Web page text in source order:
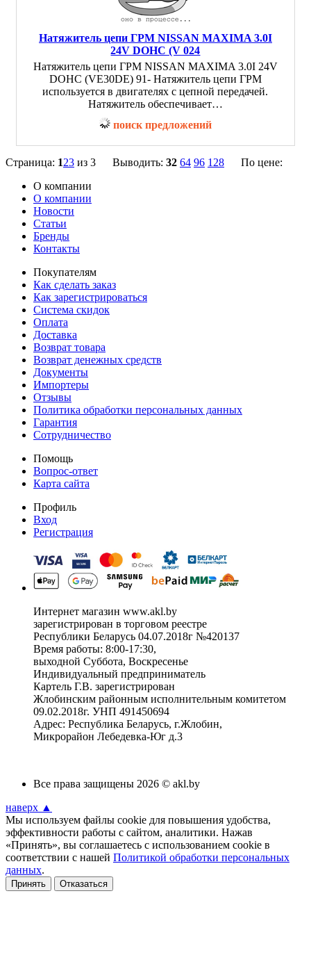
Натяжитель цепи ГРМ NISSAN MAXIMA 3.0I
24V DOHC (V 024
Натяжитель цепи ГРМ NISSAN MAXIMA 3.0I 24V
DOHC (VE30DE) 91- Натяжитель цепи ГРМ
используется в двигателях с цепной передачей.
Натяжитель обеспечивает…
поиск предложений
Страница: 123 из 3 Выводить: 32 64 96 128
По цене:
О компании
О компании
Новости
Статьи
Бренды
Контакты
Покупателям
Как сделать заказ
Как зарегистрироваться
Система скидок
Оплата
Доставка
Возврат товара
Возврат денежных средств
Документы
Импортеры
Отзывы
Политика обработки персональных данных
Гарантия
Сотрудничество
Помощь
Вопрос-ответ
Карта сайта
Профиль
Вход
Регистрация
Интернет магазин www.akl.by
зарегистрирован в торговом реестре
Республики Беларусь 04.07.2018г №420137
Время работы: 8:00-17:30,
выходной Суббота, Воскресенье
Индивидуальный предприниматель
Картель Г.В. зарегистрирован
Жлобинским районным исполнительным комитетом
09.02.2018г. УНП 491450694
Адрес: Республика Беларусь, г.Жлобин,
Микрорайон Лебедевка-Юг д.3
Все права защищены 2026 © akl.by
наверх ▲
Мы используем файлы cookie для повышения удобства,
эффективности работы с сайтом, аналитики. Нажав
«Принять», вы соглашаетесь с использованием cookie в
соответствии с нашей Политикой обработки персональных
данных.
Принять Отказаться